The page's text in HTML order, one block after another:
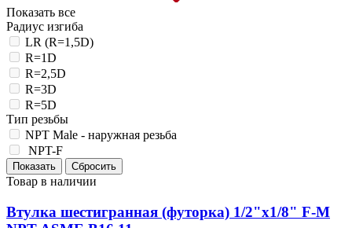
Показать все
Радиус изгиба
LR (R=1,5D)
R=1D
R=2,5D
R=3D
R=5D
Тип резьбы
NPT Male - наружная резьба
NPT-F
Товар в наличии
Втулка шестигранная (футорка) 1/2"х1/8" F-M